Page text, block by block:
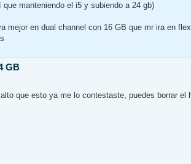
manteniendo el i5 y subiendo a 24 gb)
mejor en dual channel con 16 GB que mr ira en
GB
que esto ya me lo contestaste, puedes borrar